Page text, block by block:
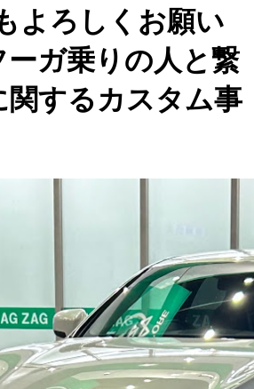
よろしくお願い
ーガ乗りの人と繋
関するカスタム事